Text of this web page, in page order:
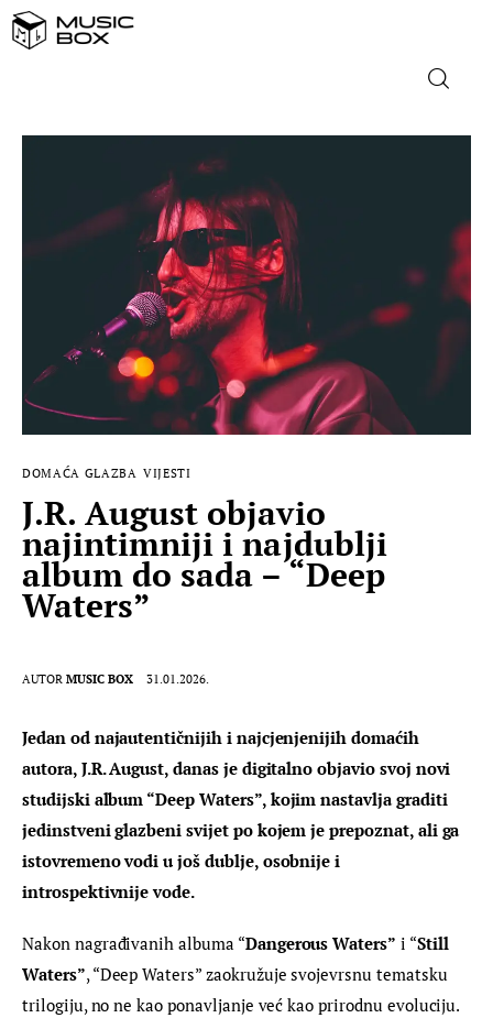
NASLOVNICA
DOMAĆA GLAZBA
STRANA GLAZBA
FILM
MUSIC BOX
DOMAĆA GLAZBA VIJESTI
J.R. August objavio
najintimniji i najdublji
album do sada – “Deep
Waters”
AUTOR MUSIC BOX 31.01.2026.
Jedan od najautentičnijih i najcjenjenijih domaćih
autora, J.R. August, danas je digitalno objavio svoj novi
studijski album “Deep Waters”, kojim nastavlja graditi
jedinstveni glazbeni svijet po kojem je prepoznat, ali ga
istovremeno vodi u još dublje, osobnije i
introspektivnije vode.
Nakon nagrađivanih albuma “Dangerous Waters” i “Still
Waters”, “Deep Waters” zaokružuje svojevrsnu tematsku
trilogiju, no ne kao ponavljanje već kao prirodnu evoluciju.